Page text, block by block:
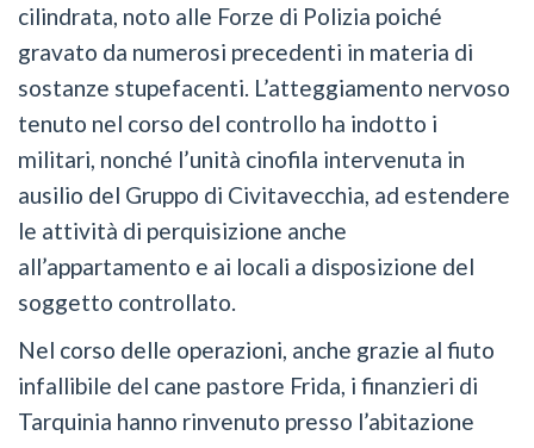
cilindrata, noto alle Forze di Polizia poiché
gravato da numerosi precedenti in materia di
sostanze stupefacenti. L’atteggiamento nervoso
tenuto nel corso del controllo ha indotto i
militari, nonché l’unità cinofila intervenuta in
ausilio del Gruppo di Civitavecchia, ad estendere
le attività di perquisizione anche
all’appartamento e ai locali a disposizione del
soggetto controllato.
Nel corso delle operazioni, anche grazie al fiuto
infallibile del cane pastore Frida, i finanzieri di
Tarquinia hanno rinvenuto presso l’abitazione